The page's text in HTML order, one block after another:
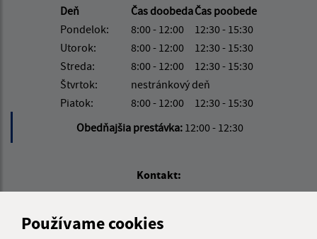
Používame cookies
Deň
Čas doobedaČas poobede
Pondelok:
8:00 - 12:00
12:30 - 15:30
Utorok:
8:00 - 12:00
12:30 - 15:30
Streda:
8:00 - 12:00
12:30 - 15:30
Štvrtok:
nestránkový deň
Piatok:
8:00 - 12:00
12:30 - 15:30
Obedňajšia prestávka: 12:00 - 12:30
Kontakt:
Muránska Huta 2